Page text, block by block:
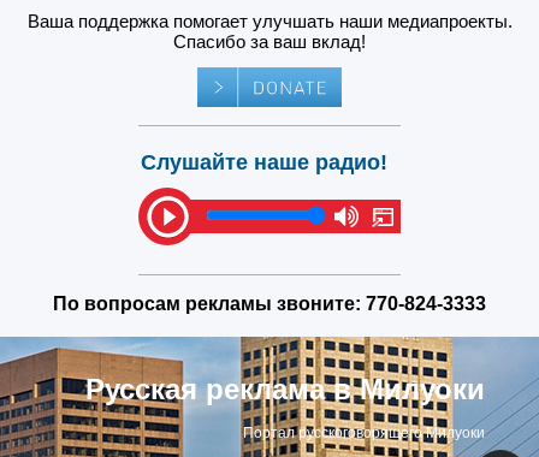
Ваша поддержка помогает улучшать наши медиапроекты.
Спасибо за ваш вклад!
Слушайте наше радио!
По вопросам рекламы звоните: 770-824-3333
Русская реклама в Милуоки
Портал русскоговорящего Милуоки